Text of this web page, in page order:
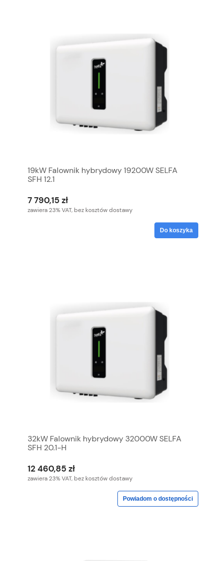
19kW Falownik hybrydowy 19200W SELFA
SFH 12.1
7 790,15 zł
zawiera 23% VAT, bez kosztów dostawy
Do koszyka
32kW Falownik hybrydowy 32000W SELFA
SFH 20.1-H
12 460,85 zł
zawiera 23% VAT, bez kosztów dostawy
Powiadom o dostępności